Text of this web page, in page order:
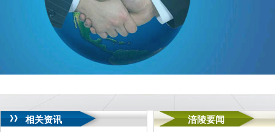
相关资讯 涪陵要闻